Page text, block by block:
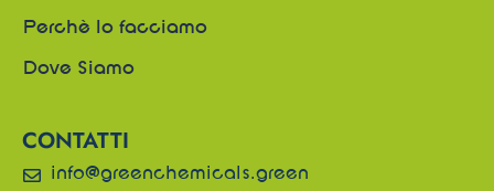
Perchè lo facciamo
Dove Siamo
CONTATTI
info@greenchemicals.green